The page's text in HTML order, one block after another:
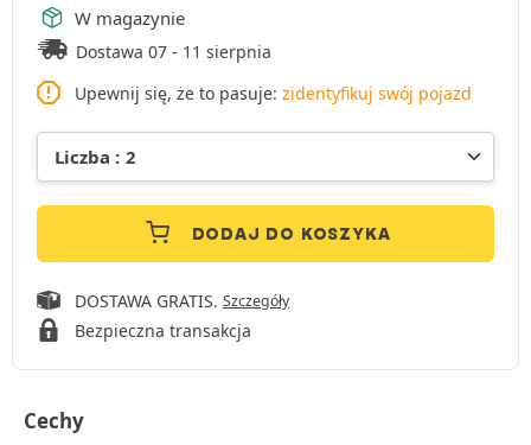
W magazynie
Dostawa 07 - 11 sierpnia
Upewnij się, że to pasuje: zidentyfikuj swój pojazd
DODAJ DO KOSZYKA
DOSTAWA GRATIS. Szczegóły
Bezpieczna transakcja
Cechy